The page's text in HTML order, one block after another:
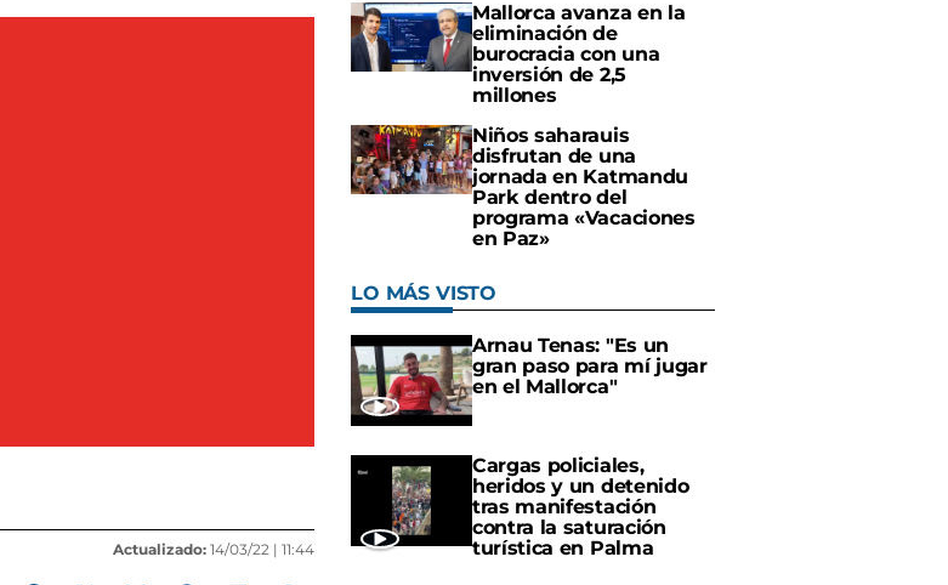
Actualizado: 14/03/22 | 11:44
Mallorca avanza en la
eliminación de
burocracia con una
inversión de 2,5
millones
Niños saharauis
disfrutan de una
jornada en Katmandu
Park dentro del
programa «Vacaciones
en Paz»
LO MÁS VISTO
Arnau Tenas: "Es un
gran paso para mí jugar
en el Mallorca"
Cargas policiales,
heridos y un detenido
tras manifestación
contra la saturación
turística en Palma